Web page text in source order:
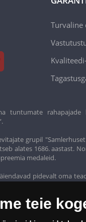
Turvaline
tuntumate
grupil
alates 1686. aastast.
medaleid.
pidevalt oma
teie